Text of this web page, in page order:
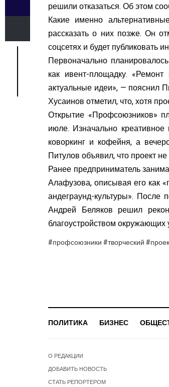
решили отказаться. Об этом
Какие именно
рассказать о них позже. Он
соцсетях и будет публиковать
Первоначально
как ивент-площадку.
актуальные идеи», — пояснил
Хусаинов отметил, что, хотя
Открытие «Профсоюзников»
июле. Изначально
коворкинг и кофейня, а
Питулов объявил, что проект
Ранее предприниматель
Алафузова, описывая его как
андеграунд-культуры».
Андрей Беляков решил
благоустройством окружающих
#профсоюзники #творческий
ПОЛИТИКА БИЗНЕС
О РЕДАКЦИИ
ДОБАВИТЬ НОВОСТЬ
СТАТЬ РЕПОРТЕРОМ